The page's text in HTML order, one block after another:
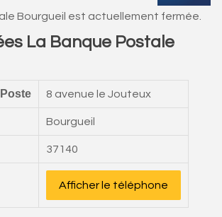
Bourgueil est actuellement fermée.
La Banque Postale
8 avenue le Jouteux
Bourgueil
37140
Afficher le téléphone